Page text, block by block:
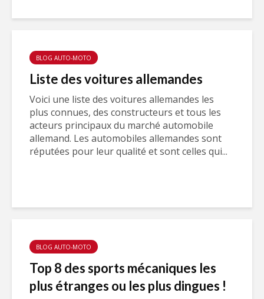
BLOG AUTO-MOTO
Liste des voitures allemandes
Voici une liste des voitures allemandes les
plus connues, des constructeurs et tous les
acteurs principaux du marché automobile
allemand. Les automobiles allemandes sont
réputées pour leur qualité et sont celles qui...
BLOG AUTO-MOTO
Top 8 des sports mécaniques les
plus étranges ou les plus dingues !